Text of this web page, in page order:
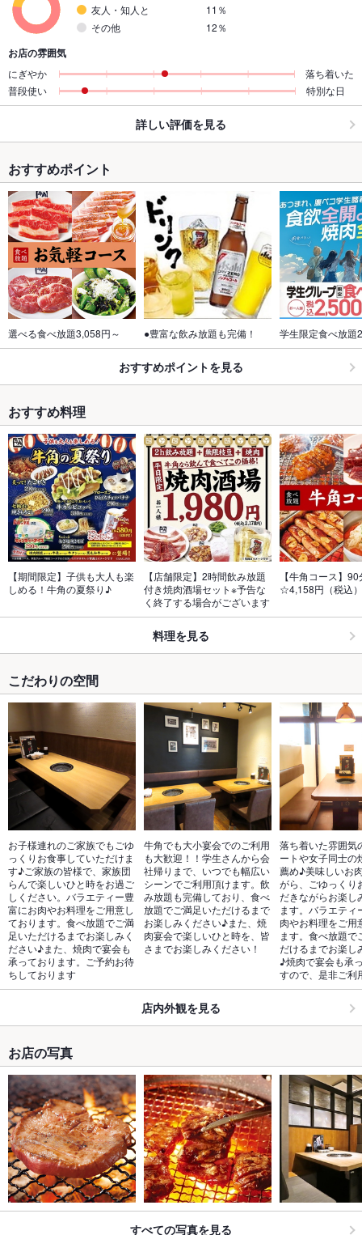
友人・知人と
11％
その他
12％
お店の雰囲気
にぎやか
落ち着いた
普段使い
特別な日
詳しい評価を見る
おすすめポイント
選べる食べ放題3,058円～ ●豊富な飲み放題も完備！ 学生限定食べ放題
おすすめポイントを見る
おすすめ料理
【期間限定】子供も大人も楽
しめる！牛角の夏祭り♪
【店舗限定】2時間飲み放題
付き焼肉酒場セット※予告な
く終了する場合がございます
【牛角コース】
☆4,158円（税込）
料理を見る
こだわりの空間
お子様連れのご家族でもごゆ
っくりお食事していただけま
す♪ご家族の皆様で、家族団
らんで楽しいひと時をお過ご
しください。バラエティー豊
富にお肉やお料理をご用意し
ております。食べ放題でご満
足いただけるまでお楽しみく
ださい♪また、焼肉で宴会も
承っております。ご予約お待
ちしております
牛角でも大小宴会でのご利用
も大歓迎！！学生さんから会
社帰りまで、いつでも幅広い
シーンでご利用頂けます。飲
み放題も完備しており、食べ
放題でご満足いただけるまで
お楽しみください♪また、焼
肉宴会で楽しいひと時を、皆
さまでお楽しみください！
落ち着いた雰囲気
ートや女子同士の
薦め♪美味しいお
がら、ごゆっくり
だきながらお楽し
ます。バラエティ
肉やお料理をご用
ます。食べ放題で
だけるまでお楽し
♪焼肉で宴会も承
すので、是非ご利
店内外観を見る
お店の写真
すべての写真を見る